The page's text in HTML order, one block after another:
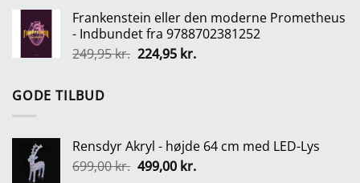
var:
28,95 kr..
er:
22,75 kr..
Frankenstein eller den moderne Prometheus
- Indbundet fra 9788702381252
249,95kr. Den
224,95 kr.Den
GODE TILBUD
Rensdyr Akryl - højde 64 cm med LED-Lys
699,00kr. Den
499,00 kr.Den